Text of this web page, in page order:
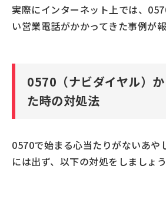
実際にインターネット上では、
い営業電話がかかってきた事例が
0570（ナビダイヤル）
た時の対処法
0570で始まる心当たりがないあや
には出ず、以下の対処をしましょう